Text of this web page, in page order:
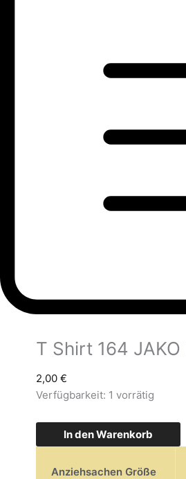
T Shirt 164
2,00 €
Verfügbarkeit: 1 vorrätig
In den Warenkorb
Anziehsachen Größe